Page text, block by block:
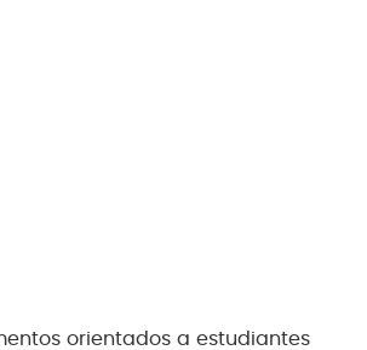
orientados a estudiantes